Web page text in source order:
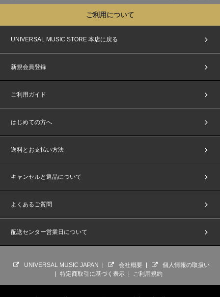
ご利用について
UNIVERSAL MUSIC STORE 本店に戻る
新規会員登録
ご利用ガイド
はじめての方へ
送料とお支払い方法
キャンセルと返品について
よくあるご質問
配送センター営業日について
UNIVERSAL MUSIC JAPAN 会社概要
個人情報の取扱い
特定商取引に基づく表示
ご利用規約